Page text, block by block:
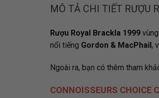
MÔ TẢ CHI TIẾT RƯỢU
Rượu Royal Brackla 1999 vùng
nổi tiếng Gordon & MacPhail,
Ngoài ra, bạn có thêm tham
CONNOISSEURS CHOICE